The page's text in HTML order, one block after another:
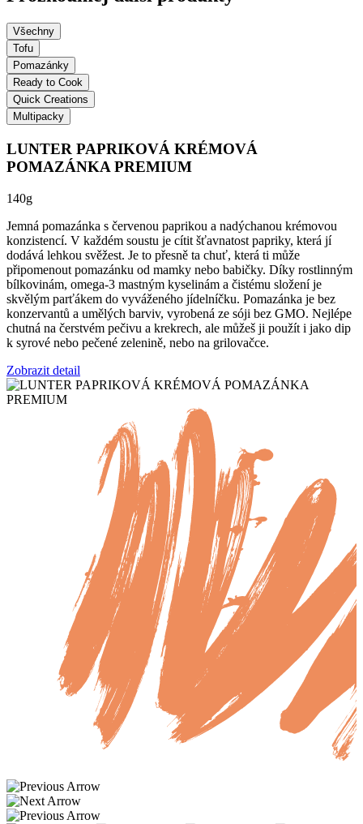
Všechny
Tofu
Pomazánky
Ready to Cook
Quick Creations
Multipacky
LUNTER PAPRIKOVÁ KRÉMOVÁ
POMAZÁNKA PREMIUM
140g
Jemná pomazánka s červenou paprikou a nadýchanou krémovou
konzistencí. V každém soustu je cítit šťavnatost papriky, která jí
dodává lehkou svěžest. Je to přesně ta chuť, která ti může
připomenout pomazánku od mamky nebo babičky. Díky rostlinným
bílkovinám, omega-3 mastným kyselinám a čistému složení je
skvělým parťákem do vyváženého jídelníčku. Pomazánka je bez
konzervantů a umělých barviv, vyrobená ze sóji bez GMO. Nejlépe
chutná na čerstvém pečivu a krekrech, ale můžeš ji použít i jako dip
k syrové nebo pečené zelenině, nebo na grilovačce.
Zobrazit detail